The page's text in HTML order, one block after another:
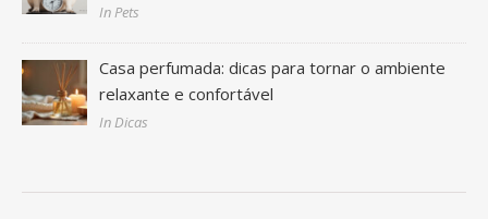
In Pets
Casa perfumada: dicas para tornar o ambiente
relaxante e confortável
In Dicas